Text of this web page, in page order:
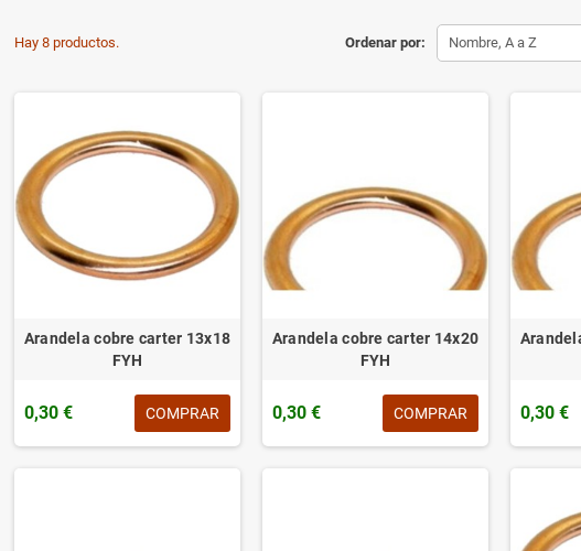
Ordenar por: Nombre, A a Z
Hay 8 productos.
Arandela cobre carter 13x18
FYH
0,30 € COMPRAR
Arandela cobre carter 14x20
FYH
0,30 € COMPRAR 0,30 €